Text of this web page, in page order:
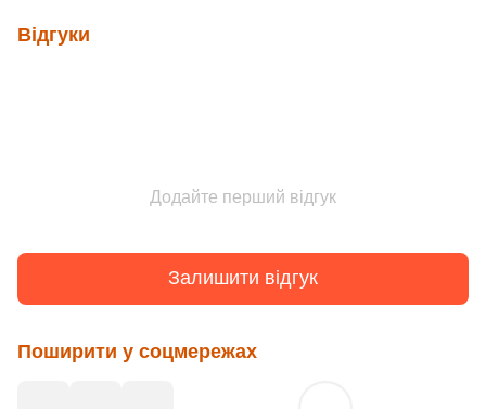
Відгуки
Додайте перший відгук
Залишити відгук
Поширити у соцмережах